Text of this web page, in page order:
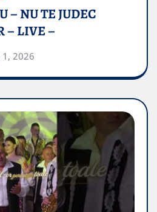
– NU TE JUDEC
– LIVE –
1, 2026